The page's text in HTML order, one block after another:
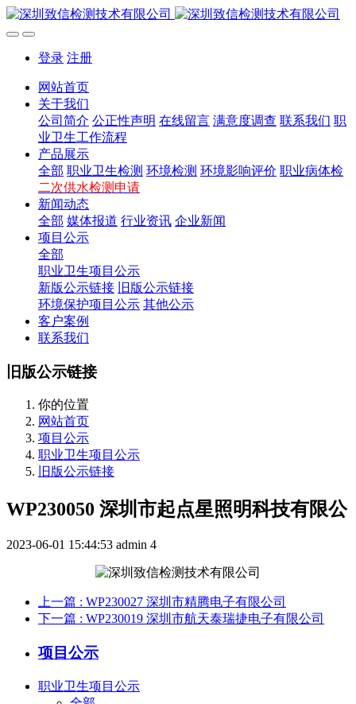
登录 注册
网站首页
关于我们
公司简介 公正性声明 在线留言 满意度调查 联系我们 职
业卫生工作流程
产品展示
全部 职业卫生检测 环境检测 环境影响评价 职业病体检
二次供水检测申请
新闻动态
全部 媒体报道 行业资讯 企业新闻
项目公示
全部
职业卫生项目公示
新版公示链接
旧版公示链接
环境保护项目公示 其他公示
客户案例
联系我们
旧版公示链接
你的位置
网站首页
项目公示
职业卫生项目公示
旧版公示链接
WP230050 深圳市起点星照明科技有限公
2023-06-01 15:44:53 admin 4
上一篇 : WP230027 深圳市精腾电子有限公司
下一篇 : WP230019 深圳市航天泰瑞捷电子有限公司
项目公示
职业卫生项目公示